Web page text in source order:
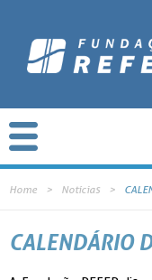
Home Notícias
CALENDÁRIO